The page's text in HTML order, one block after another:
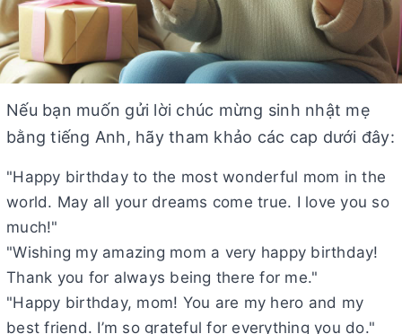
Nếu bạn muốn gửi lời chúc mừng sinh nhật mẹ
bằng tiếng Anh, hãy tham khảo các cap dưới đây:
"Happy birthday to the most wonderful mom in the
world. May all your dreams come true. I love you so
much!"
"Wishing my amazing mom a very happy birthday!
Thank you for always being there for me."
"Happy birthday, mom! You are my hero and my
best friend. I’m so grateful for everything you do."